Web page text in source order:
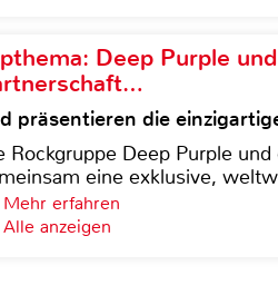
Deep Purple
präsentieren die
Rockgruppe Deep Purple
eine exklusive,
erfahren
anzeigen